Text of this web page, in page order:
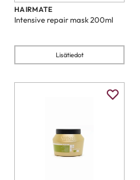
HAIRMATE
Intensive repair mask 200ml
Lisätiedot